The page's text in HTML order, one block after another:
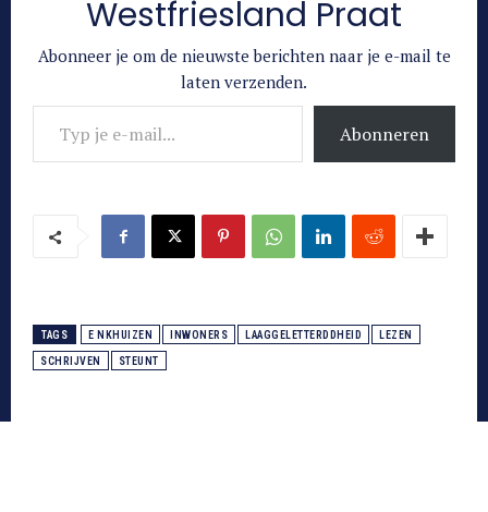
Westfriesland Praat
Abonneer je om de nieuwste berichten naar je e-mail te
laten verzenden.
Typ je e-mail...
Abonneren
TAGS E NKHUIZEN INWONERS LAAGGELETTERDDHEID LEZEN
SCHRIJVEN STEUNT